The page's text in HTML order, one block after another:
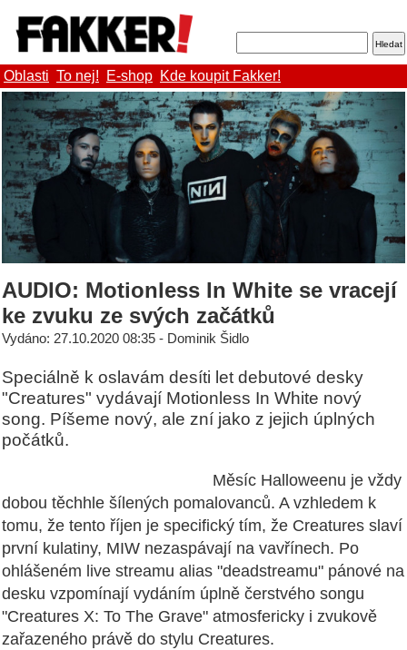
Oblasti To nej! E-shop Kde koupit Fakker!
AUDIO: Motionless In White se vracejí
ke zvuku ze svých začátků
Vydáno: 27.10.2020 08:35 - Dominik Šidlo
Speciálně k oslavám desíti let debutové desky
"Creatures" vydávají Motionless In White nový
song. Píšeme nový, ale zní jako z jejich úplných
počátků.
Měsíc Halloweenu je vždy
dobou těchhle šílených pomalovanců. A vzhledem k
tomu, že tento říjen je specifický tím, že Creatures slaví
první kulatiny, MIW nezaspávají na vavřínech. Po
ohlášeném live streamu alias "deadstreamu" pánové na
desku vzpomínají vydáním úplně čerstvého songu
"Creatures X: To The Grave" atmosfericky i zvukově
zařazeného právě do stylu Creatures.